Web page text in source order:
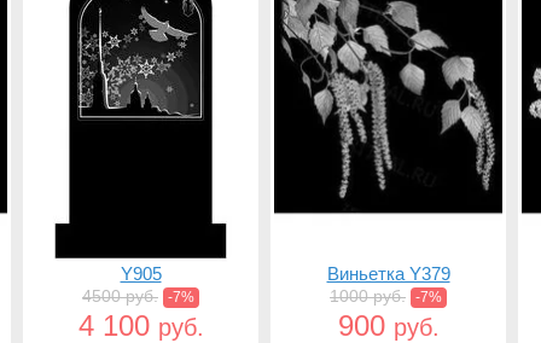
Y905
4500 руб. -7%
4 100 руб.
Виньетка Y379
1000 руб. -7%
900 руб.